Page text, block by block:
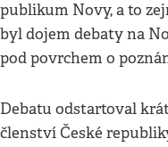
publikum Novy, a to
byl dojem debaty na
pod povrchem o
Debatu odstartoval
členství České